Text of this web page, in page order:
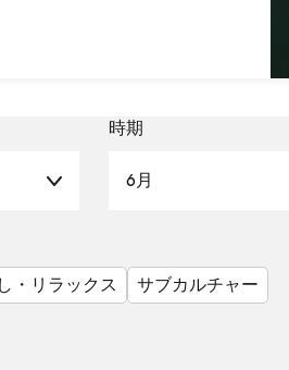
時期
6月
・リラックス
サブカルチャー